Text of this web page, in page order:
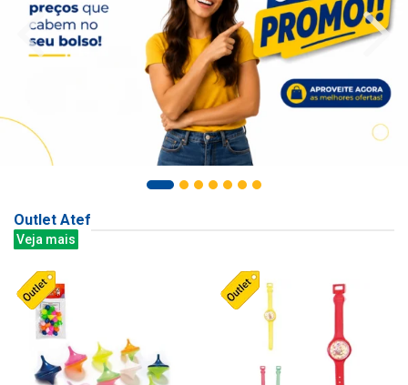
Outlet Atef
Veja mais